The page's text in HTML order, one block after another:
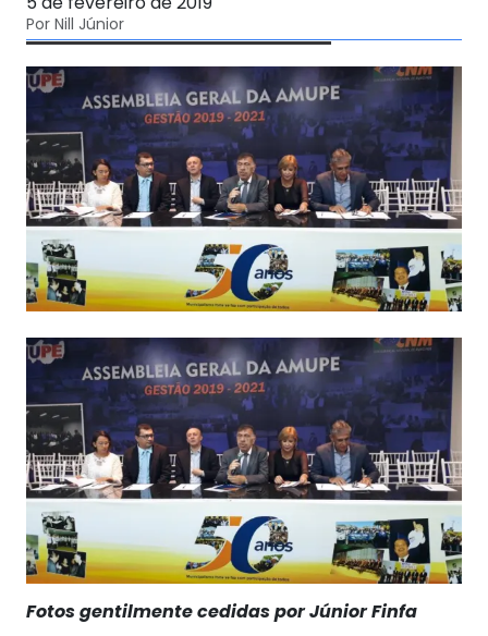
Por Nill Júnior
Fotos gentilmente cedidas por Júnior Finfa